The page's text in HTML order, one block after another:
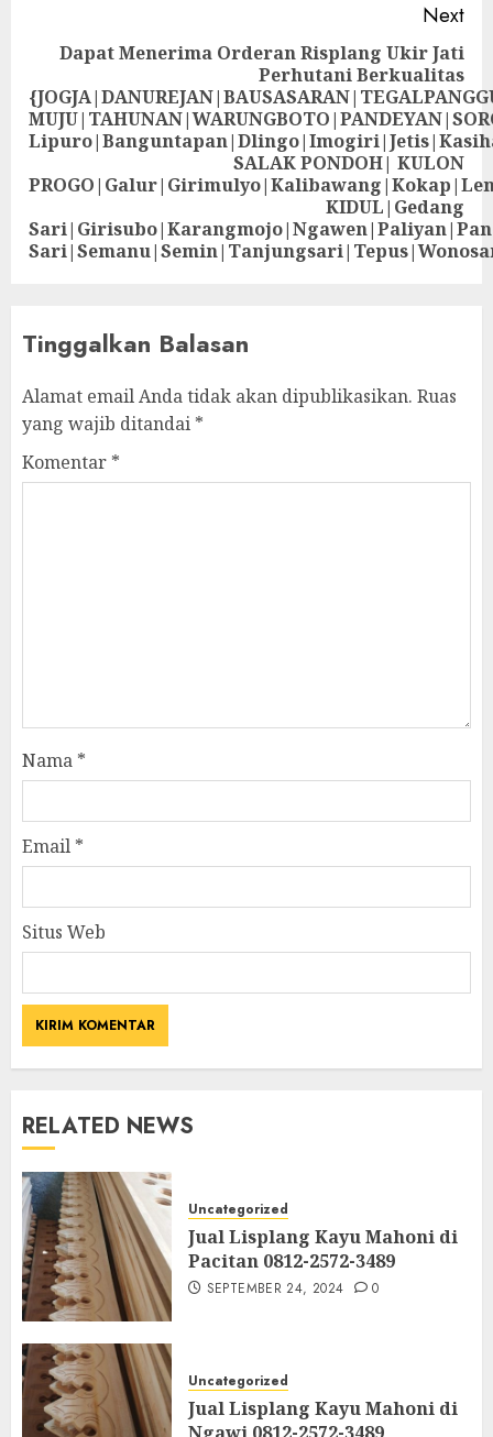
Next
Dapat Menerima Orderan Risplang Ukir Jati
Perhutani Berkualitas
SALAK PONDOH| KULON
KIDUL|Gedang
Tinggalkan Balasan
Alamat email Anda tidak akan dipublikasikan. Ruas
yang wajib ditandai *
Komentar *
Nama *
Email *
Situs Web
RELATED NEWS
Uncategorized
Jual Lisplang Kayu Mahoni di
Pacitan 0812-2572-3489
SEPTEMBER 24, 2024 0
Uncategorized
Jual Lisplang Kayu Mahoni di
Ngawi 0812-2572-3489